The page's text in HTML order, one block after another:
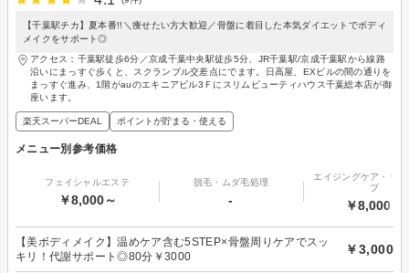
【千葉駅チカ】夏本番!!＼痩せたい方大歓迎／骨盤に着目した本気ダイエットでボディ
メイクをサポート◎
アクセス：千葉駅徒歩6分／京成千葉中央駅徒歩5分、JR千葉駅/京成千葉駅から線路
沿いにまっすぐ歩くと、スクランブル交差点にでます。日高屋、EXビルの間の通りを
まっすぐ進み、1階がauのエキニアビル3Ｆにスリムビューティハウス千葉総本店が御
座います。
楽天スーパーDEAL ポイントが貯まる・使える
メニュー別参考価格
フェイシャルエステ
￥8,000～
脱毛・ムダ毛処理
-
エイジングケア・リ
プ
￥8,000～
【美ボディメイク】温めケア含む5STEP×骨盤周りケアでスッ
キリ！代謝サポート◎80分￥3000
￥3,000